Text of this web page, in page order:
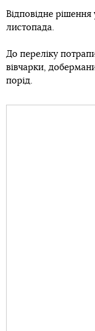
Відповідне рішення
листопада.
До переліку
вівчарки,
порід.